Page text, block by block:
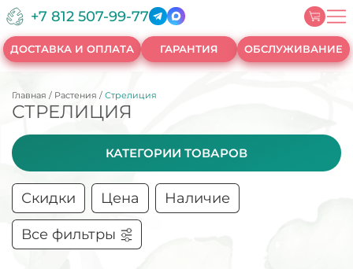
+7 812 507-99-77
ДОСТАВКА И ОПЛАТА ГАРАНТИЯ ОБСЛУЖИВАНИЕ
Главная / Растения /Стрелиция
СТРЕЛИЦИЯ
КАТЕГОРИИ ТОВАРОВ
Скидки Цена Наличие
Все фильтры